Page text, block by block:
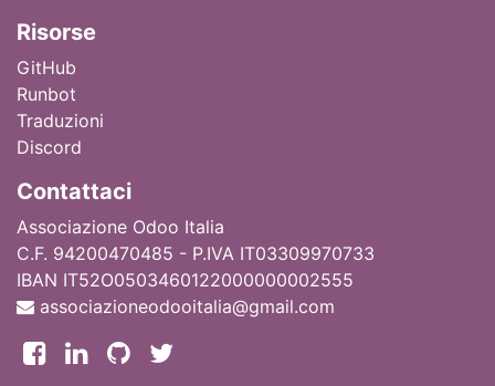
Risorse
GitHub
Runbot
Traduzioni
Discord
Contattaci
Associazione Odoo Italia
C.F. 94200470485 - P.IVA IT03309970733
IBAN IT52O0503460122000000002555
associazioneodooitalia@gmail.com